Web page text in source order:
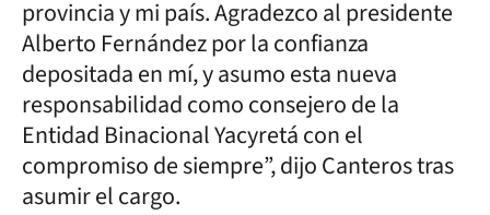
provincia y mi país. Agradezco al presidente
Alberto Fernández por la confianza
depositada en mí, y asumo esta nueva
responsabilidad como consejero de la
Entidad Binacional Yacyretá con el
compromiso de siempre”, dijo Canteros tras
asumir el cargo.